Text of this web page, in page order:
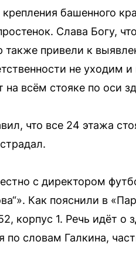
крепления башенного
Слава Богу,
также привели к
не уходим
на всём стояке по оси
что все 24 этажа
с директором
Как пояснили в
корпус 1. Речь идёт
по словам Галкина,